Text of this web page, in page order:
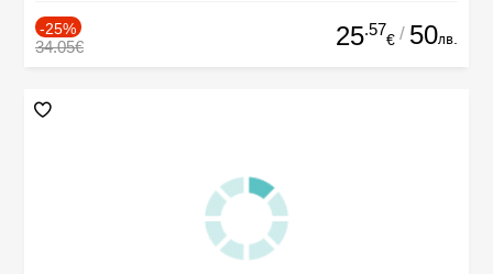
-25%
34.05€ 25.57
€ / 50лв.